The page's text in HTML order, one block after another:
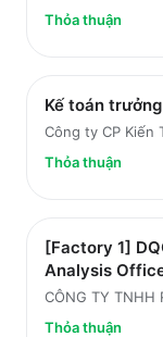
Thỏa thuận
Kế toán trưởng
Công ty CP Kiến
Thỏa thuận
[Factory 1]
Analysis
CÔNG TY TNHH
Thỏa thuận